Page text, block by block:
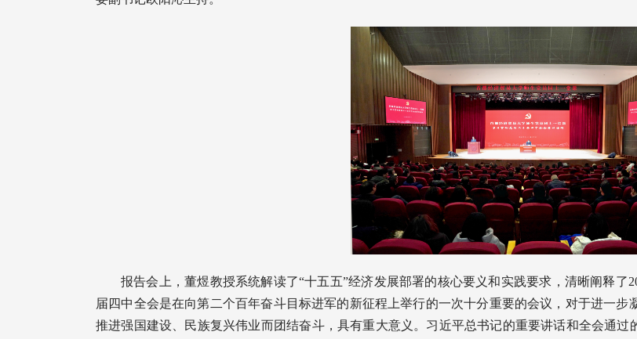
报告会上，董煜教授系统解读了“十五五”经济发展部署的核心要义和实践要求，清晰阐释
届四中全会是在向第二个百年奋斗目标进军的新征程上举行的一次十分重要的会议，对于进一
推进强国建设、民族复兴伟业而团结奋斗，具有重大意义。习近平总书记的重要讲话和全会通